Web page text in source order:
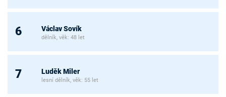
6 Václav Sovík
dělník, věk: 48 let
7 Luděk Miler
lesní dělník, věk: 55 let